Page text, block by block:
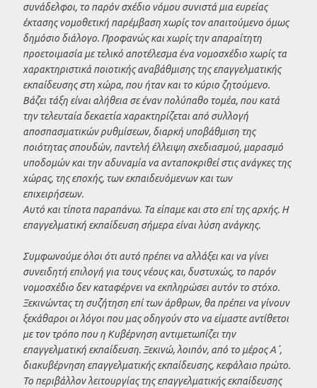
συνάδελφοι, το παρόν σχέδιο νόμου συνιστά μια ευρείας
έκτασης νομοθετική παρέμβαση χωρίς τον απαιτούμενο όμως
δημόσιο διάλογο. Προφανώς και χωρίς την απαραίτητη
προετοιμασία με τελικό αποτέλεσμα ένα νομοσχέδιο χωρίς τα
χαρακτηριστικά ποιοτικής αναβάθμισης της επαγγελματικής
εκπαίδευσης στη χώρα, που ήταν και το κύριο ζητούμενο.
Βάζει τάξη είναι αλήθεια σε έναν πολύπαθο τομέα, που κατά
την τελευταία δεκαετία χαρακτηρίζεται από συλλογή
αποσπασματικών ρυθμίσεων, διαρκή υποβάθμιση της
ποιότητας σπουδών, παντελή έλλειψη σχεδιασμού, μαρασμό
υποδομών και την αδυναμία να ανταποκριθεί στις ανάγκες της
χώρας, της εποχής, των εκπαιδευόμενων και των
επιχειρήσεων.
Αυτό και τίποτα παραπάνω. Τα είπαμε και στο επί της αρχής. Η
επαγγελματική εκπαίδευση σήμερα είναι λύση ανάγκης.
Συμφωνούμε όλοι ότι αυτό πρέπει να αλλάξει και να γίνει
συνειδητή επιλογή για τους νέους και, δυστυχώς, το παρόν
νομοσχέδιο δεν καταφέρνει να εκπληρώσει αυτόν το στόχο.
Ξεκινώντας τη συζήτηση επί των άρθρων, θα πρέπει να γίνουν
ξεκάθαροι οι λόγοι που μας οδηγούν στο να είμαστε αντίθετοι
με τον τρόπο που η Κυβέρνηση αντιμετωπίζει την
επαγγελματική εκπαίδευση. Ξεκινώ, λοιπόν, από το μέρος Α΄,
διακυβέρνηση επαγγελματικής εκπαίδευσης, κεφάλαιο πρώτο.
Το περιβάλλον λειτουργίας της επαγγελματικής εκπαίδευσης